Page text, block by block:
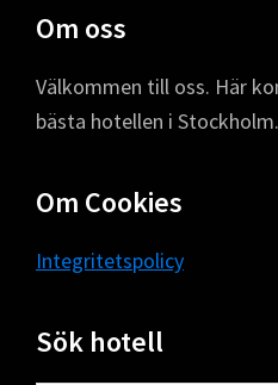
Om oss
Välkommen till oss. Här
bästa hotellen i Stockholm.
Om Cookies
Integritetspolicy
Sök hotell